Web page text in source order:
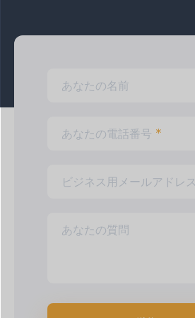
あなたの名前
あなたの電話番号 *
ビジネス用メールアドレス
あなたの質問